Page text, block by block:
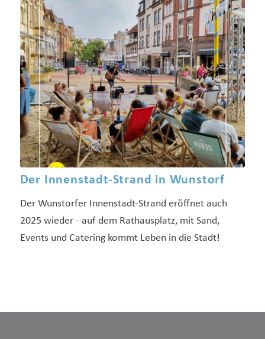
Der Innenstadt-Strand in Wunstorf
Der Wunstorfer Innenstadt-Strand eröffnet auch
2025 wieder - auf dem Rathausplatz, mit Sand,
Events und Catering kommt Leben in die Stadt!